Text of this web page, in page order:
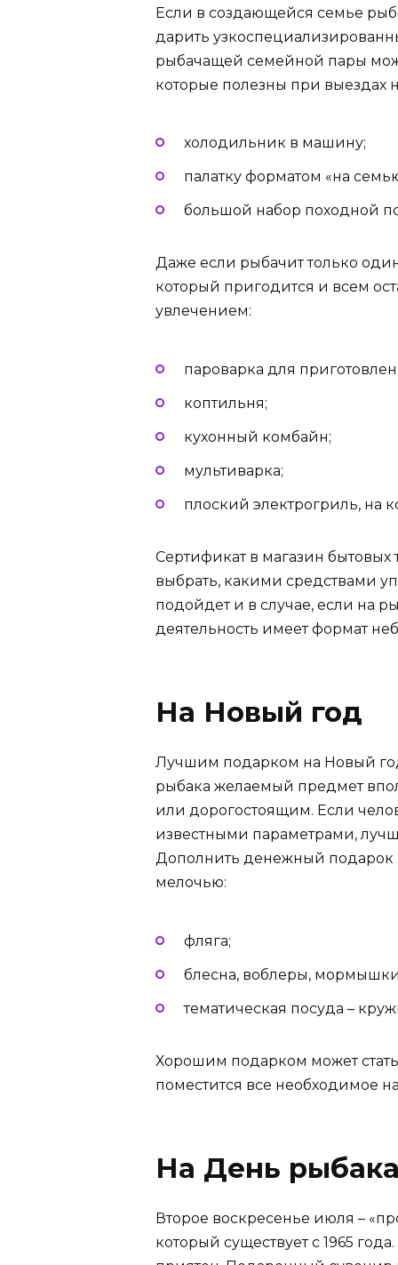
Если в создающейся семье
дарить
рыбачащей семейной пары
которые полезны при выездах
холодильник в машину;
палатку форматом «на
большой набор походной
Даже если рыбачит только
который пригодится и всем
увлечением:
пароварка для
коптильня;
кухонный комбайн;
мультиварка;
плоский электрогриль, на
Сертификат в магазин бытовых
выбрать, какими средствами
подойдет и в случае, если на
деятельность имеет формат
На Новый год
Лучшим подарком на Новый год
рыбака желаемый предмет
или дорогостоящим. Если
известными параметрами,
Дополнить денежный
мелочью:
фляга;
блесна, воблеры,
тематическая посуда –
Хорошим подарком может
поместится все необходимое
На День
Второе воскресенье июля –
который существует с 1965